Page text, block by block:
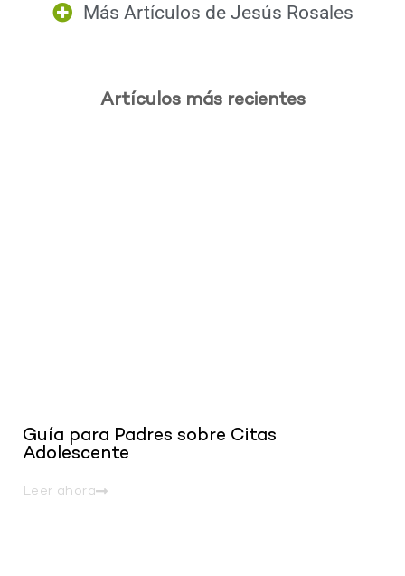
Más Artículos de Jesús Rosales
Artículos más recientes
Guía para Padres sobre Citas
Adolescente
Leer ahora